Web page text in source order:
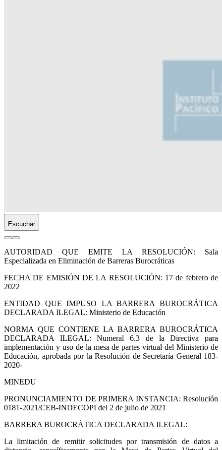
Escuchar
AUTORIDAD QUE EMITE LA RESOLUCIÓN: Sala
Especializada en Eliminación de Barreras Burocráticas
FECHA DE EMISIÓN DE LA RESOLUCIÓN: 17 de febrero de
2022
ENTIDAD QUE IMPUSO LA BARRERA BUROCRÁTICA
DECLARADA ILEGAL: Ministerio de Educación
NORMA QUE CONTIENE LA BARRERA BUROCRÁTICA
DECLARADA ILEGAL: Numeral 6.3 de la Directiva para
implementación y uso de la mesa de partes virtual del Ministerio de
Educación, aprobada por la Resolución de Secretaría General 183-
2020-
MINEDU
PRONUNCIAMIENTO DE PRIMERA INSTANCIA: Resolución
0181-2021/CEB-INDECOPI del 2 de julio de 2021
BARRERA BUROCRÁTICA DECLARADA ILEGAL:
La limitación de remitir solicitudes por transmisión de datos a